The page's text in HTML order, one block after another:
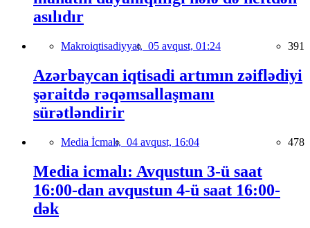
asılıdır
Makroiqtisadiyyat, 05 avqust, 01:24 391
Azərbaycan iqtisadi artımın zəiflədiyi
şəraitdə rəqəmsallaşmanı
sürətləndirir
Media İcmalı, 04 avqust, 16:04 478
Media icmalı: Avqustun 3-ü saat
16:00-dan avqustun 4-ü saat 16:00-
dək